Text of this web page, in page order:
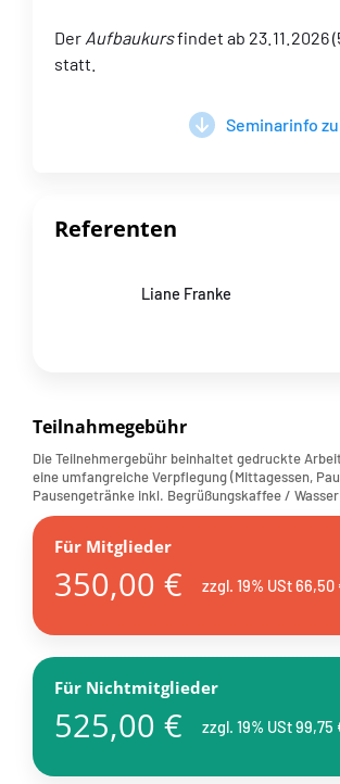
Der Aufbaukursfindet ab 23.11.2026
statt.
Seminarinfo
Referenten
Liane Franke
Teilnahmegebühr
Die Teilnehmergebühr beinhaltet gedruckte
eine umfangreiche Verpflegung (Mittagessen,
Pausengetränke inkl. Begrüßungskaffee /
Für Mitglieder
350,00 € zzgl. 19% USt 66,50
Für Nichtmitglieder
525,00 € zzgl. 19% USt 99,75